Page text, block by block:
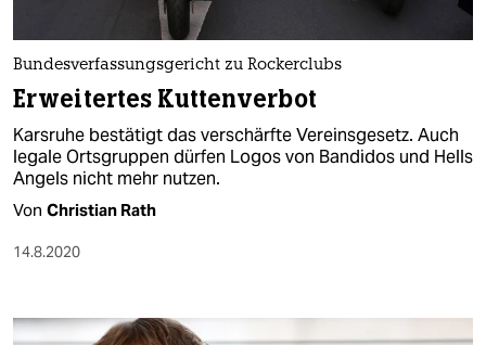
Bundesverfassungsgericht zu Rockerclubs
Erweitertes Kuttenverbot
Karsruhe bestätigt das verschärfte Vereinsgesetz. Auch
legale Ortsgruppen dürfen Logos von Bandidos und Hells
Angels nicht mehr nutzen.
Von Christian Rath
14.8.2020